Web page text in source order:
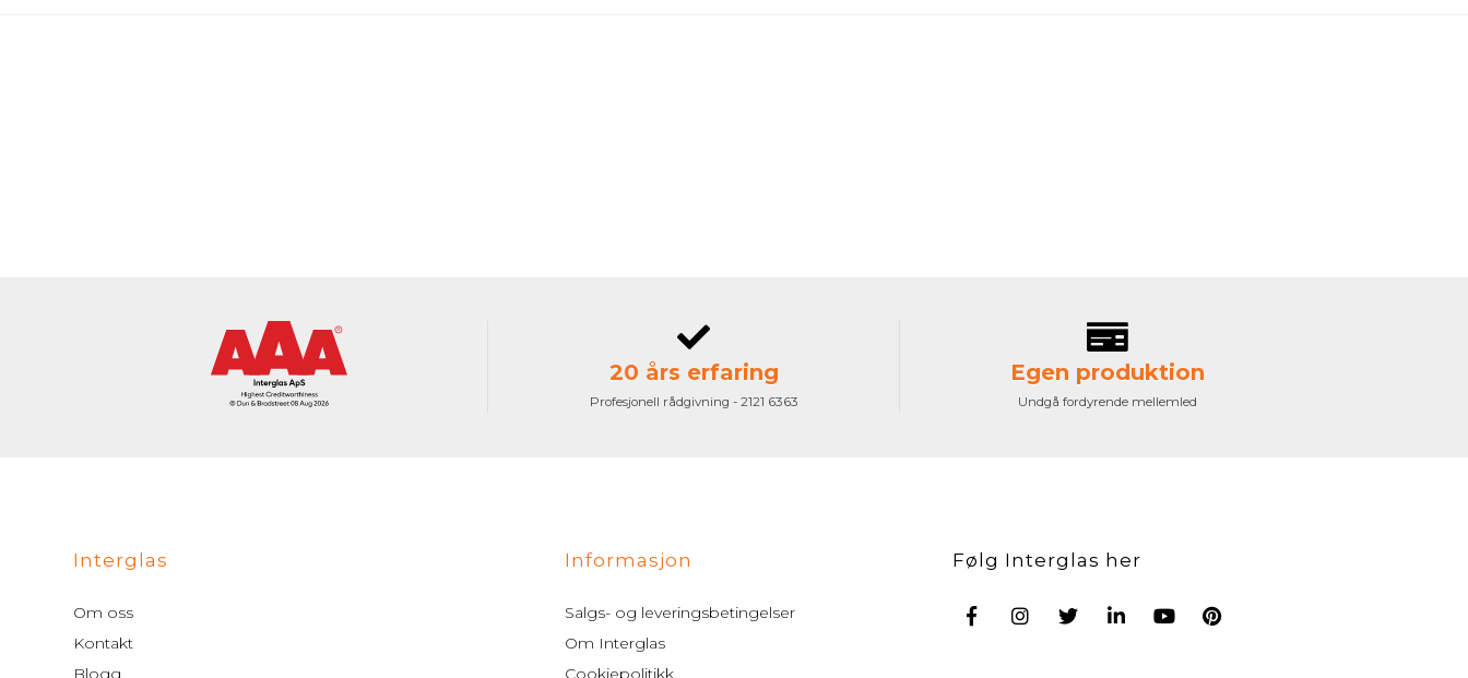
20 års erfaring
Profesjonell rådgivning - 2121 6363
Egen produktion
Undgå fordyrende mellemled
Interglas
Om oss
Kontakt
Blogg
Informasjon
Salgs- og leveringsbetingelser
Om Interglas
Cookiepolitikk
Følg Interglas her